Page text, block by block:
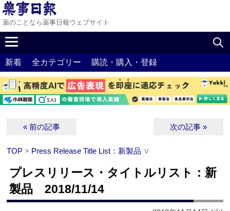
薬のことなら薬事日報ウェブサイト
新着 全カテゴリー 購読・購入・登録
« 前の記事 次の記事 »
TOP > Press Release Title List：新製品 ∨
プレスリリース・タイトルリスト：新
製品 2018/11/14